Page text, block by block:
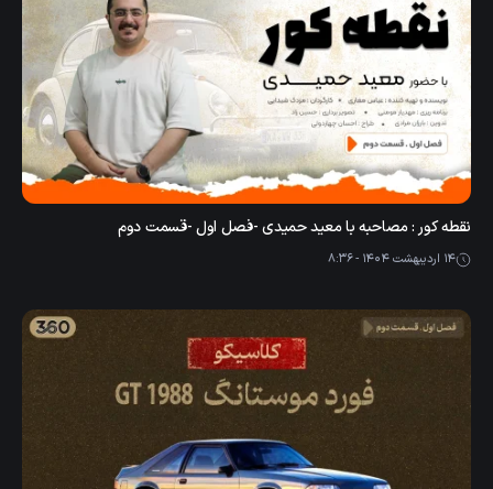
نقطه کور : مصاحبه با معید حمیدی -فصل اول -قسمت دوم
14 اردیبهشت 1404 - 8:36